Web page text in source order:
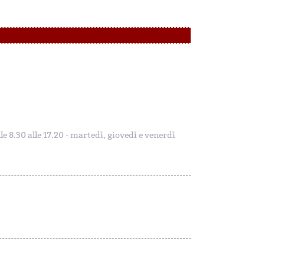
8.30 alle 17.20 - martedì, giovedì e venerdì